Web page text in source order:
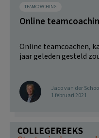
TEAMCOACHING
Online
Online teamcoachen,
jaar geleden gesteld
Jaco van der
1 februari 2021